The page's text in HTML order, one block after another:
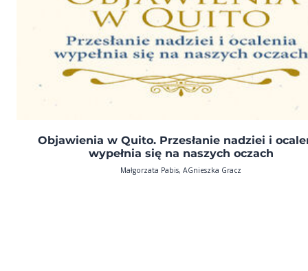
Objawienia w Quito. Przesłanie nadziei i
wypełnia się na naszych oczach
Małgorzata Pabis, AGnieszka Gracz